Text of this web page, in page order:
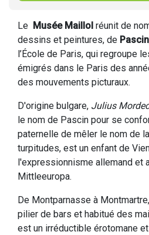
Le Musée Maillol réunit de
dessins et peintures, de Pascin
l’École de Paris, qui regroupe
émigrés dans le Paris des
des mouvements picturaux.
D'origine bulgare, Julius
le nom de Pascin pour se
paternelle de mêler le nom de
turpitudes, est un enfant de
l'expressionnisme allemand et
Mittleeuropa.
De Montparnasse à
pilier de bars et habitué des
est un irréductible érotomane